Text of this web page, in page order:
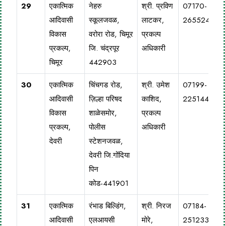
29
एकात्मिक
आदिवासी
विकास
प्रकल्प,
चिमूर
नेहरु
स्कूलजवळ,
वरोरा रोड, चिमूर
जि. चंद्रपूर
442903
श्री. प्रविण
लाटकर,
प्रकल्प
अधिकारी
07170-
265524
30
एकात्मिक
आदिवासी
विकास
प्रकल्प,
देवरी
चिंचगड रोड,
ज़िल्हा परिषद
शाळेसमोर,
पोलीस
स्टेशनजवळ,
देवरी जि.गोंदिया
पिन
कोड-441901
श्री. उमेश
काशिद,
प्रकल्प
अधिकारी
07199-
225144
31
एकात्मिक
आदिवासी
रंभाड बिल्डिंग,
एलआयसी
श्री. निरज
मोरे,
07184-
251233